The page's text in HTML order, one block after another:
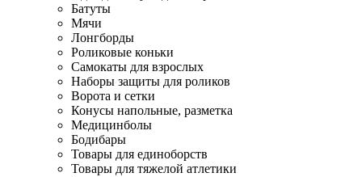
Батуты
Мячи
Лонгборды
Роликовые коньки
Самокаты для взрослых
Наборы защиты для роликов
Ворота и сетки
Конусы напольные, разметка
Медицинболы
Бодибары
Товары для единоборств
Товары для тяжелой атлетики